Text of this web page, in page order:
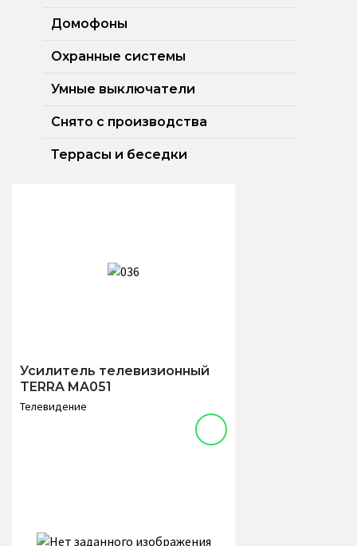
Домофоны
Охранные системы
Умные выключатели
Снято с производства
Террасы и беседки
Усилитель телевизионный
TERRA MA051
Телевидение